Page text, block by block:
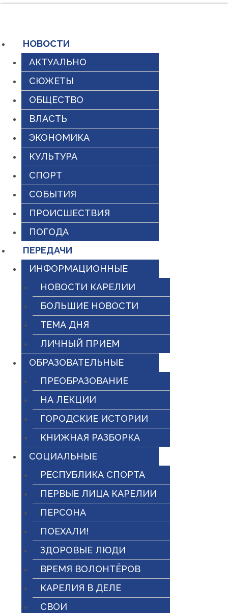
содержимому
НОВОСТИ
АКТУАЛЬНО
СЮЖЕТЫ
ОБЩЕСТВО
ВЛАСТЬ
ЭКОНОМИКА
КУЛЬТУРА
СПОРТ
СОБЫТИЯ
ПРОИСШЕСТВИЯ
ПОГОДА
ПЕРЕДАЧИ
ИНФОРМАЦИОННЫЕ
НОВОСТИ КАРЕЛИИ
БОЛЬШИЕ НОВОСТИ
ТЕМА ДНЯ
ЛИЧНЫЙ ПРИЕМ
ОБРАЗОВАТЕЛЬНЫЕ
ПРЕОБРАЗОВАНИЕ
НА ЛЕКЦИИ
ГОРОДСКИЕ ИСТОРИИ
КНИЖНАЯ РАЗБОРКА
СОЦИАЛЬНЫЕ
РЕСПУБЛИКА СПОРТА
ПЕРВЫЕ ЛИЦА КАРЕЛИИ
ПЕРСОНА
ПОЕХАЛИ!
ЗДОРОВЫЕ ЛЮДИ
ВРЕМЯ ВОЛОНТЁРОВ
КАРЕЛИЯ В ДЕЛЕ
СВОИ